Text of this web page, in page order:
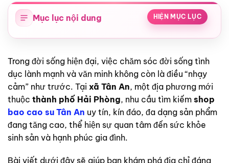
Mục lục nội dung HIỆN MỤC LỤC
Trong đời sống hiện đại, việc chăm sóc đời sống tình
dục lành mạnh và văn minh không còn là điều “nhạy
cảm” như trước. Tại xã Tân An, một địa phương mới
thuộc thành phố Hải Phòng, nhu cầu tìm kiếm shop
bao cao su Tân An uy tín, kín đáo, đa dạng sản phẩm
đang tăng cao, thể hiện sự quan tâm đến sức khỏe
sinh sản và hạnh phúc gia đình.
Bài viết dưới đây sẽ giúp bạn khám phá địa chỉ đáng